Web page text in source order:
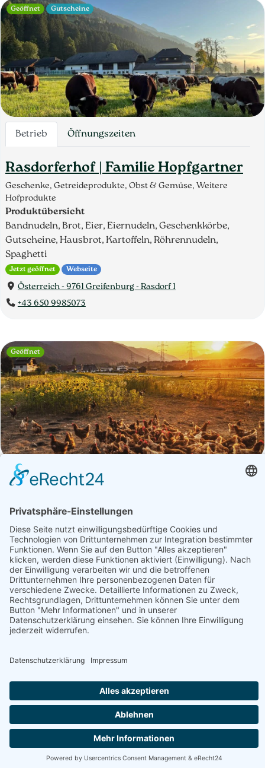
Betrieb Öffnungszeiten
Rasdorferhof | Familie Hopfgartner
Geschenke, Getreideprodukte, Obst & Gemüse, Weitere
Hofprodukte
Produktübersicht
Bandnudeln, Brot, Eier, Eiernudeln, Geschenkkörbe,
Gutscheine, Hausbrot, Kartoffeln, Röhrennudeln,
Spaghetti
Jetzt geöffnet Webseite
Österreich - 9761 Greifenburg - Rasdorf 1
+43 650 9985073
Geöffnet Gutscheine
Betrieb Öffnungszeiten
Gästehaus Berger & Bauernhof
Fleisch, Getränke, Milchprodukte, Süßes & Snacks
Produktübersicht
Brot, Chili con Carne, Eier, Eis, Fruchtaufstriche,
Geschenkartikel, Gulasch, Honig, Hühnerfleisch,
Joghurt
Jetzt geöffnet Webseite
Österreich - 9631 Tröpolach - Tröpolach 79
+43 650 4141476
Geöffnet